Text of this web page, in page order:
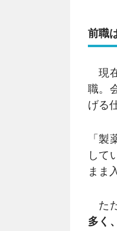
前職
現
職。
げる
「
して
まま
た
多く